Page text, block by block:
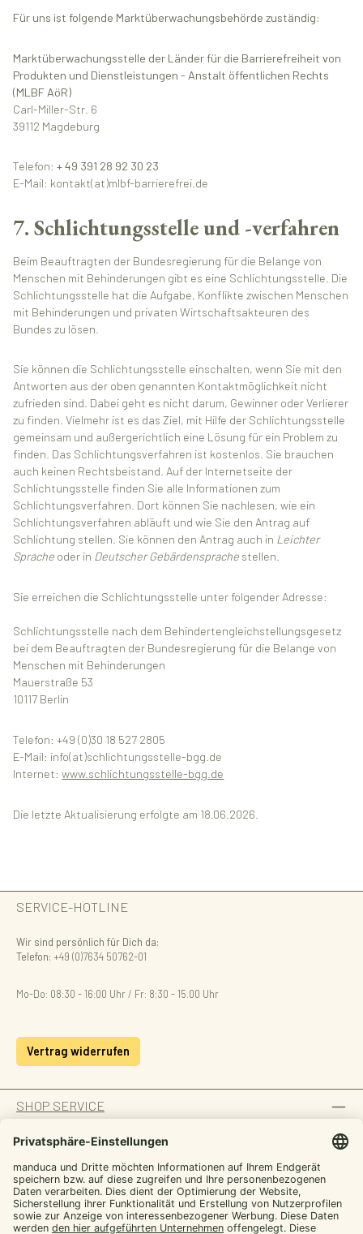
Für uns ist folgende Marktüberwachungsbehörde zuständig:
Marktüberwachungsstelle der Länder für die Barrierefreiheit von
Produkten und Dienstleistungen - Anstalt öffentlichen Rechts
(MLBF AöR)
Carl-Miller-Str. 6
39112 Magdeburg
Telefon: + 49 391 28 92 30 23
E-Mail: kontakt(at)mlbf-barrierefrei.de
7. Schlichtungsstelle und -verfahren
Beim Beauftragten der Bundesregierung für die Belange von
Menschen mit Behinderungen gibt es eine Schlichtungsstelle. Die
Schlichtungsstelle hat die Aufgabe, Konflikte zwischen Menschen
mit Behinderungen und privaten Wirtschaftsakteuren des
Bundes zu lösen.
Sie können die Schlichtungsstelle einschalten, wenn Sie mit den
Antworten aus der oben genannten Kontaktmöglichkeit nicht
zufrieden sind. Dabei geht es nicht darum, Gewinner oder Verlierer
zu finden. Vielmehr ist es das Ziel, mit Hilfe der Schlichtungsstelle
gemeinsam und außergerichtlich eine Lösung für ein Problem zu
finden. Das Schlichtungsverfahren ist kostenlos. Sie brauchen
auch keinen Rechtsbeistand. Auf der Internetseite der
Schlichtungsstelle finden Sie alle Informationen zum
Schlichtungsverfahren. Dort können Sie nachlesen, wie ein
Schlichtungsverfahren abläuft und wie Sie den Antrag auf
Schlichtung stellen. Sie können den Antrag auch in Leichter
Sprache oder in Deutscher Gebärdensprache stellen.
Sie erreichen die Schlichtungsstelle unter folgender Adresse:
Schlichtungsstelle nach dem Behindertengleichstellungsgesetz
bei dem Beauftragten der Bundesregierung für die Belange von
Menschen mit Behinderungen
Mauerstraße 53
10117 Berlin
Telefon: +49 (0)30 18 527 2805
E-Mail: info(at)schlichtungsstelle-bgg.de
Internet:www.schlichtungsstelle-bgg.de
Die letzte Aktualisierung erfolgte am 18.06.2026.
SERVICE-HOTLINE
Wir sind persönlich für Dich da:
Telefon: +49 (0)7634 50762-01
Mo-Do: 08:30 - 16:00 Uhr / Fr: 8:30 - 15.00 Uhr
Vertrag widerrufen
SHOP SERVICE
INFORMATION
ZAHLUNGSARTEN
SICHER EINKAUFEN